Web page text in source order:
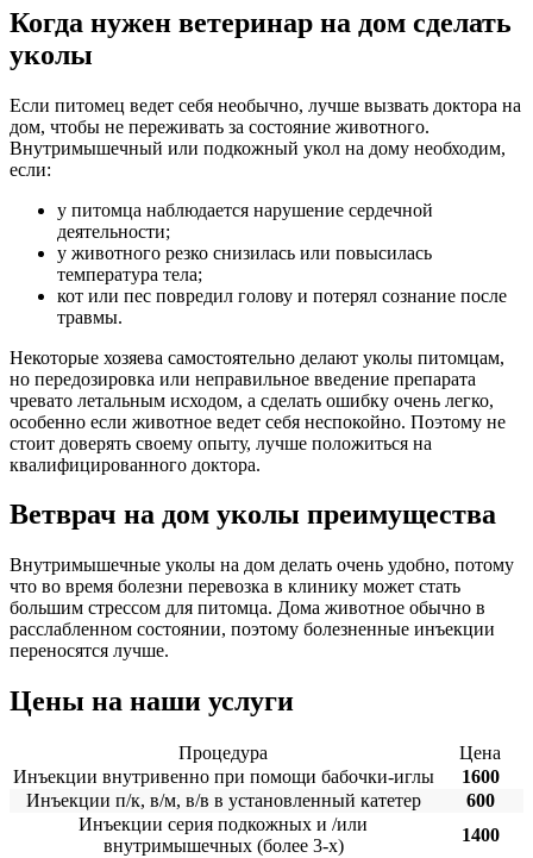
Когда нужен ветеринар на дом сделать
уколы
Если питомец ведет себя необычно, лучше вызвать доктора на
дом, чтобы не переживать за состояние животного.
Внутримышечный или подкожный укол на дому необходим,
если:
у питомца наблюдается нарушение сердечной
деятельности;
у животного резко снизилась или повысилась
температура тела;
кот или пес повредил голову и потерял сознание после
травмы.
Некоторые хозяева самостоятельно делают уколы питомцам,
но передозировка или неправильное введение препарата
чревато летальным исходом, а сделать ошибку очень легко,
особенно если животное ведет себя неспокойно. Поэтому не
стоит доверять своему опыту, лучше положиться на
квалифицированного доктора.
Ветврач на дом уколы преимущества
Внутримышечные уколы на дом делать очень удобно, потому
что во время болезни перевозка в клинику может стать
большим стрессом для питомца. Дома животное обычно в
расслабленном состоянии, поэтому болезненные инъекции
переносятся лучше.
Цены на наши услуги
Процедура
Цена
Инъекции внутривенно при помощи бабочки-иглы
1600
Инъекции п/к, в/м, в/в в установленный катетер
600
Инъекции серия подкожных и /или
внутримышечных (более 3-х)
1400